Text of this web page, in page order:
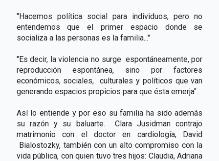
"Hacemos política social para individuos, pero no
entendemos que el primer espacio donde se
socializa a las personas es la familia..."
"Es decir, la violencia no surge espontáneamente, por
reproducción espontánea, sino por factores
económicos, sociales, culturales y políticos que van
generando espacios propicios para que ésta emerja".
Así lo entiende y por eso su familia ha sido además
su razón y su baluarte. Clara Jusidman contrajo
matrimonio con el doctor en cardiología, David
Bialostozky, también con un alto compromiso con la
vida pública, con quien tuvo tres hijos: Claudia, Adriana